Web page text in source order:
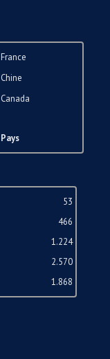
France
Chine
Canada
Pays
53
466
1.224
2.570
1.868